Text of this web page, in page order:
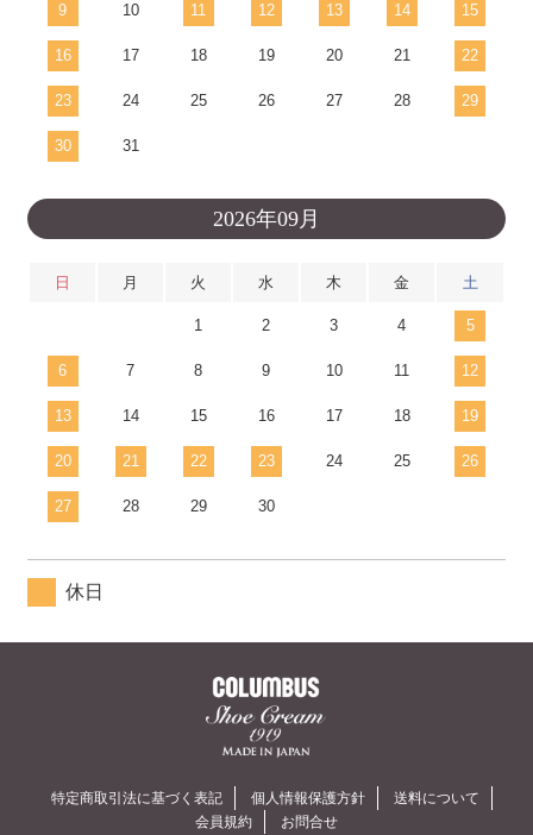
9 10 11 12 13 14 15
16 17 18 19 20 21 22
23 24 25 26 27 28 29
30 31
2026年09月
日 月 火 水 木 金 土
1 2 3 4 5
6 7 8 9 10 11 12
13 14 15 16 17 18 19
20 21 22 23 24 25 26
27 28 29 30
休日
特定商取引法に基づく表記 個人情報保護方針
送料について
会員規約
お問合せ